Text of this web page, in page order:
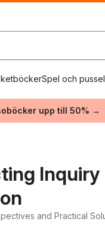
Spel och pussel
upp till 50% →
and Practical